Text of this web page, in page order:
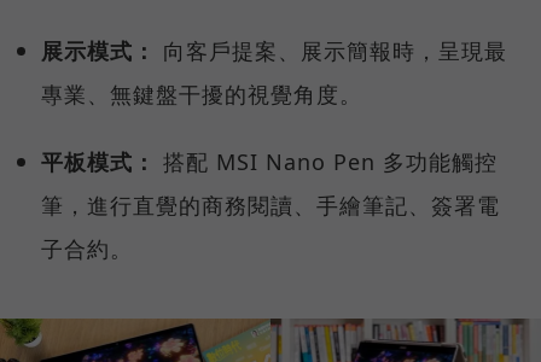
展示模式：
向客戶提案、展示簡報時，呈現最
專業、無鍵盤干擾的視覺角度。
平板模式： 搭配 MSI Nano Pen 多功能觸控
筆，進行直覺的商務閱讀、手繪筆記、簽署電
子合約。